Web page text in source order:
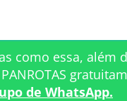
como essa, além
de WhatsApp.